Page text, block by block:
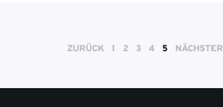
ZURÜCK 1 2 3 4 5 NÄCHSTER